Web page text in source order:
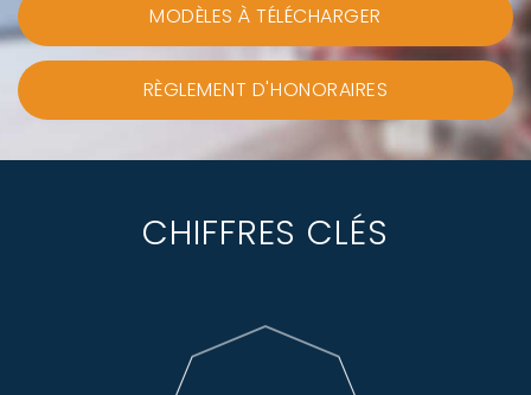
MODÈLES À TÉLÉCHARGER
RÈGLEMENT D'HONORAIRES
CHIFFRES CLÉS